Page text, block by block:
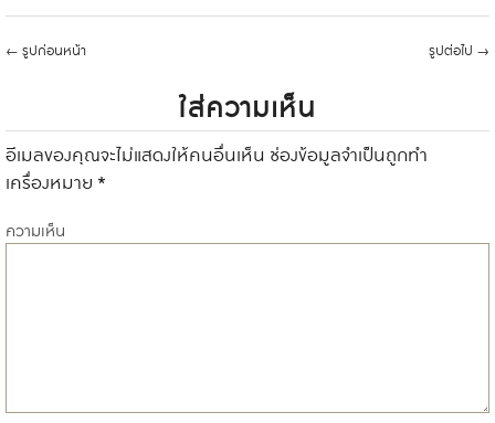
← รูปก่อนหน้า รูปต่อไป →
ใส่ความเห็น
อีเมลของคุณจะไม่แสดงให้คนอื่นเห็น ช่องข้อมูลจำเป็นถูกทำ
เครื่องหมาย *
ความเห็น